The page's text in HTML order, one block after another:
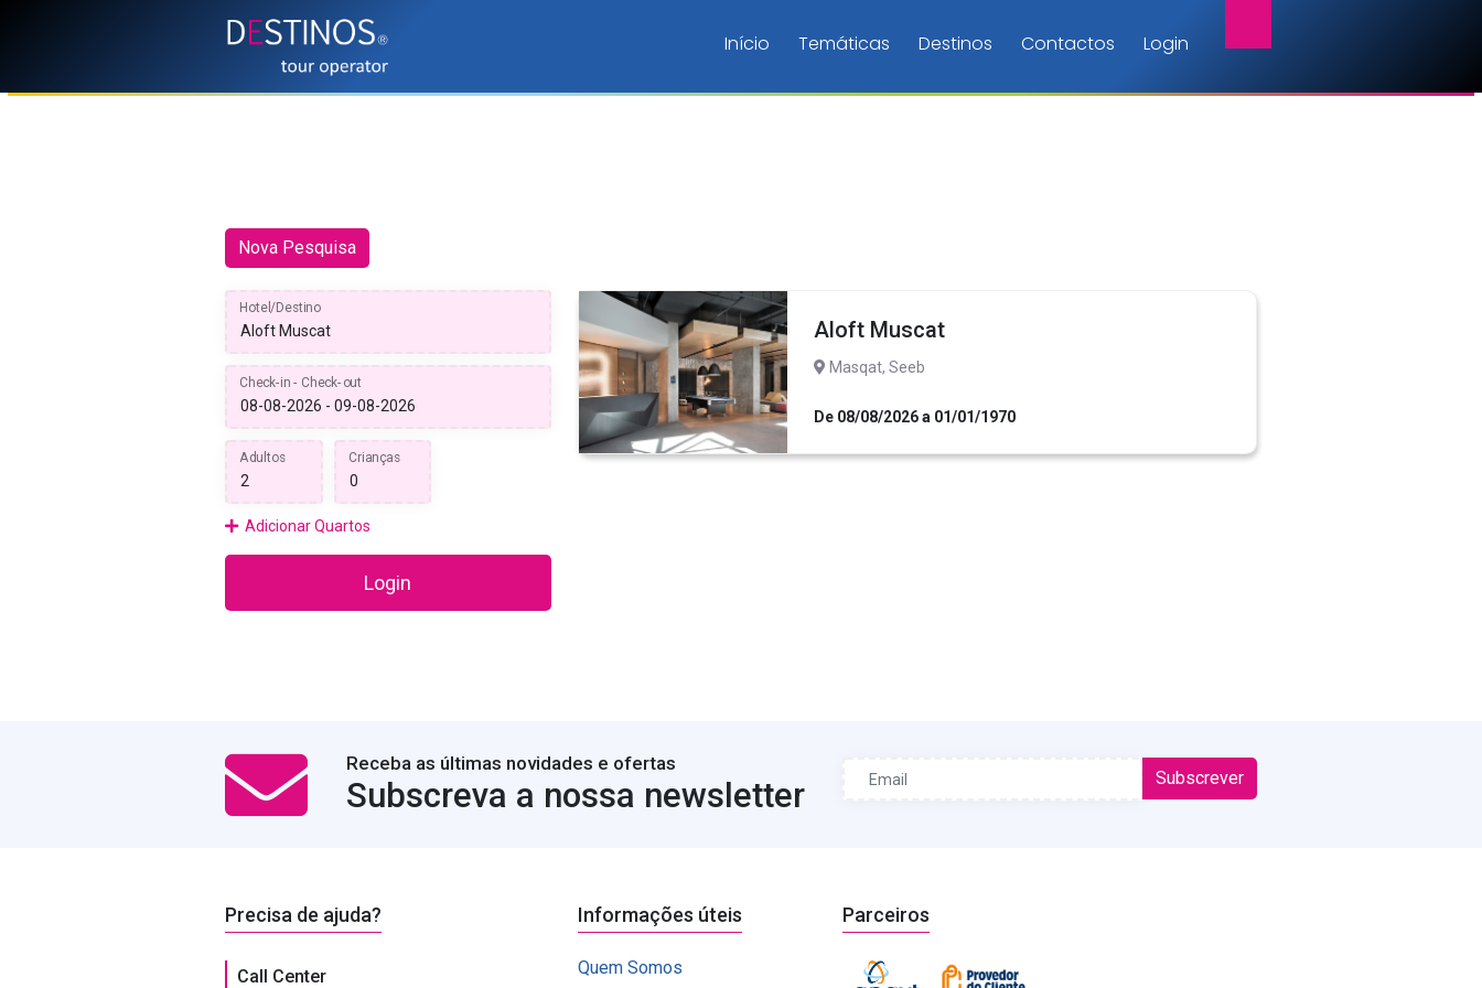
Início Temáticas Destinos Contactos Login
Nova Pesquisa
Hotel/Destino
Check-in - Check-out
Adultos Crianças
Adicionar Quartos
Login
Aloft Muscat
Masqat, Seeb
De 08/08/2026 a 01/01/1970
Receba as últimas novidades e ofertas
Subscreva a nossa newsletter Subscrever
Precisa de ajuda?
Call Center
Informações úteis
Quem Somos
Parceiros